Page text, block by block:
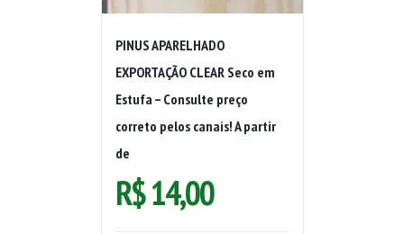
PINUS APARELHADO
EXPORTAÇÃO CLEAR Seco em
Estufa – Consulte preço
correto pelos canais! A partir
de
R$14,00